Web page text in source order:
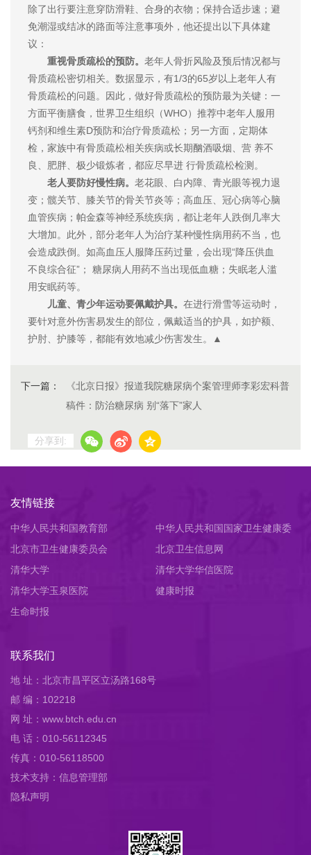
除了出行要注意穿防滑鞋、合身的衣物；保持合适步速；避
免潮湿或结冰的路面等注意事项外，他还提出以下具体建
议：
重视骨质疏松的预防。 老年人骨折风险及预后情况都与
骨质疏松密切相关。数据显示，有1/3的65岁以上老年人有
骨质疏松的问题。因此，做好骨质疏松的预防最为关键：一
方面平衡膳食，世界卫生组织（WHO）推荐中老年人服用
钙剂和维生素D预防和治疗骨质疏松；另一方面，定期体
检，家族中有骨质疏松相关疾病或长期酗酒吸烟、营 养不
良、肥胖、极少锻炼者，都应尽早进 行骨质疏松检测。
老人要防好慢性病。 老花眼、白内障、青光眼等视力退
变；髋关节、膝关节的骨关节炎等；高血压、冠心病等心脑
血管疾病；帕金森等神经系统疾病，都让老年人跌倒几率大
大增加。此外，部分老年人为治疗某种慢性病用药不当，也
会造成跌倒。如高血压人服降压药过量，会出现“降压供血
不良综合征”； 糖尿病人用药不当出现低血糖；失眠老人滥
用安眠药等。
儿童、青少年运动要佩戴护具。 在进行滑雪等运动时，
要针对意外伤害易发生的部位，佩戴适当的护具，如护额、
护肘、护膝等，都能有效地减少伤害发生。▲
下一篇：
《北京日报》报道我院糖尿病个案管理师李彩宏科普
稿件：防治糖尿病 别“落下”家人
分享到:
友情链接
中华人民共和国教育部
中华人民共和国国家卫生健康委
员会
北京市卫生健康委员会
北京卫生信息网
清华大学
清华大学华信医院
清华大学玉泉医院
健康时报
生命时报
联系我们
地 址：北京市昌平区立汤路168号
邮 编：102218
网 址：www.btch.edu.cn
电 话：010-56112345
传真：010-56118500
技术支持：信息管理部
隐私声明